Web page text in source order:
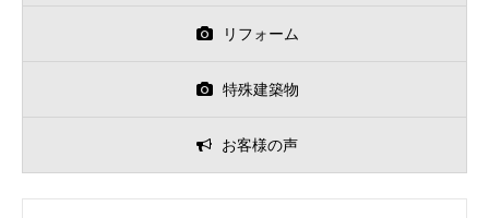
リフォーム
特殊建築物
お客様の声